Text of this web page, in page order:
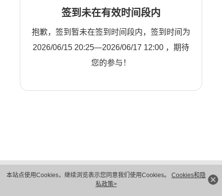
本站点使用Cookies，继续浏览表示您同意我们使用Cookies。 Cookies和隐
私政策>
签到未在有效时间段内
抱歉，签到暂未在签到时间段内，签到时间为
2026/06/15 20:25—2026/06/17 12:00 ，期待
您的参与！
隐私保护
法律声明